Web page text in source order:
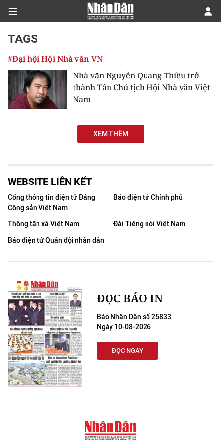
CHÍNH TRỊ
KINH TẾ
DU LỊCH
THẾ GIỚI
Y TẾ
KHOA HỌC - CÔNG NGHỆ
MÔI TRƯỜNG
BẠN ĐỌC
KIỂM CHỨNG THÔNG TIN
54 DÂN TỘC VIỆT NAM
TAGS
#Đại hội Hội Nhà văn VN
Nhà văn Nguyễn Quang Thiều trở
thành Tân Chủ tịch Hội Nhà văn Việt
Nam
XEM THÊM
WEBSITE LIÊN KẾT
Cổng thông tin điện tử Đảng
Cộng sản Việt Nam
Báo điện tử Chính phủ
Thông tấn xã Việt Nam
Đài Tiếng nói Việt Nam
Báo điện tử Quân đội nhân dân
ĐỌC BÁO IN
Báo Nhân Dân số 25833
Ngày 10-08-2026
ĐỌC NGAY